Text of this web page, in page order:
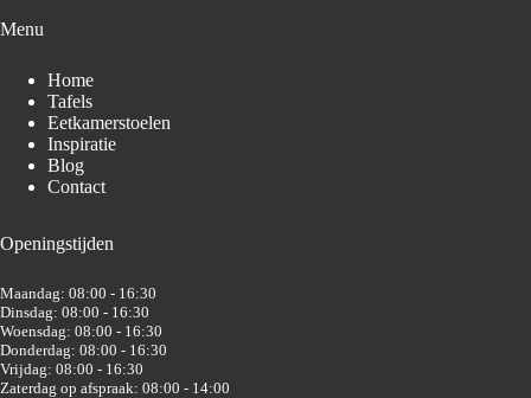
Menu
Home
Tafels
Eetkamerstoelen
Inspiratie
Blog
Contact
Openingstijden
Maandag: 08:00 - 16:30
Dinsdag: 08:00 - 16:30
Woensdag: 08:00 - 16:30
Donderdag: 08:00 - 16:30
Vrijdag: 08:00 - 16:30
Zaterdag op afspraak: 08:00 - 14:00